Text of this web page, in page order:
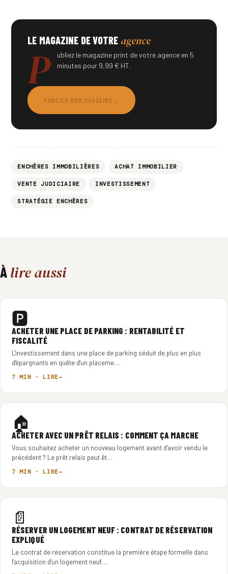
LE MAGAZINE DE VOTRE agence
P
ubliez le magazine print de votre agence en 5
minutes pour 9,99 € HT.
PUBLIER MON MAGAZINE →
ENCHÈRES IMMOBILIÈRES ACHAT IMMOBILIER
VENTE JUDICIAIRE INVESTISSEMENT
STRATÉGIE ENCHÈRES
À lire aussi
🅿️
ACHETER UNE PLACE DE PARKING : RENTABILITÉ ET
FISCALITÉ
L'investissement dans une place de parking séduit de plus en plus
d'épargnants en quête d'un placeme…
7 MIN · LIRE
🏠
ACHETER AVEC UN PRÊT RELAIS : COMMENT ÇA MARCHE
Vous souhaitez acheter un nouveau logement avant d'avoir vendu le
précédent ? Le prêt relais peut êt…
7 MIN · LIRE
📄
RÉSERVER UN LOGEMENT NEUF : CONTRAT DE RÉSERVATION
EXPLIQUÉ
Le contrat de réservation constitue la première étape formelle dans
l'acquisition d'un logement neuf…